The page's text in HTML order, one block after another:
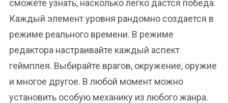
сможете узнать, насколько легко дастся победа.
Каждый элемент уровня рандомно создается в
режиме реального времени. В режиме
редактора настраивайте каждый аспект
геймплея. Выбирайте врагов, окружение, оружие
и многое другое. В любой момент можно
установить особую механику из любого жанра.